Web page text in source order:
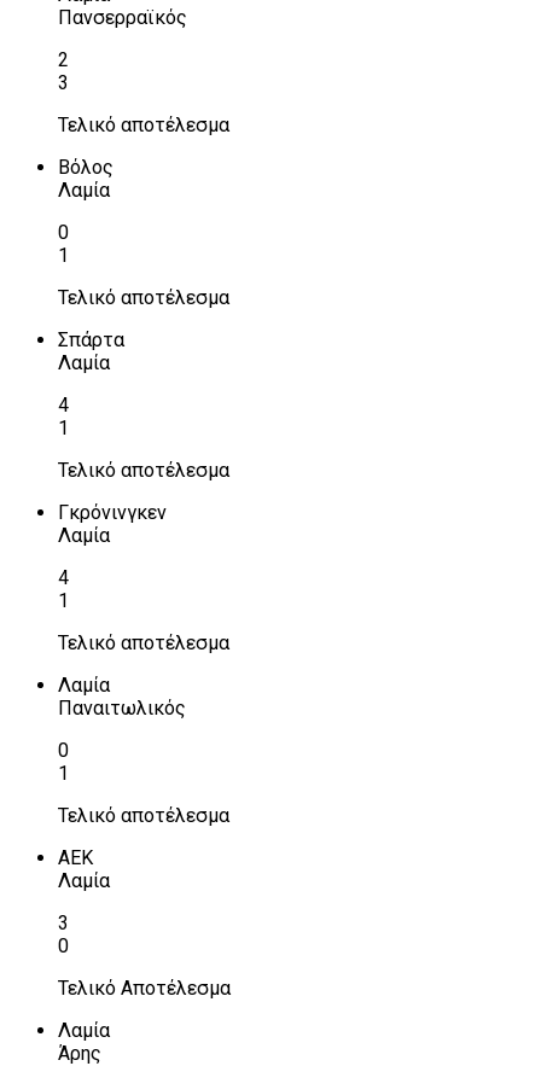
Πανσερραϊκός
2
3
Τελικό αποτέλεσμα
Βόλος
Λαμία
0
1
Τελικό αποτέλεσμα
Σπάρτα
Λαμία
4
1
Τελικό αποτέλεσμα
Γκρόνινγκεν
Λαμία
4
1
Τελικό αποτέλεσμα
Λαμία
Παναιτωλικός
0
1
Τελικό αποτέλεσμα
ΑΕΚ
Λαμία
3
0
Τελικό Αποτέλεσμα
Λαμία
Άρης